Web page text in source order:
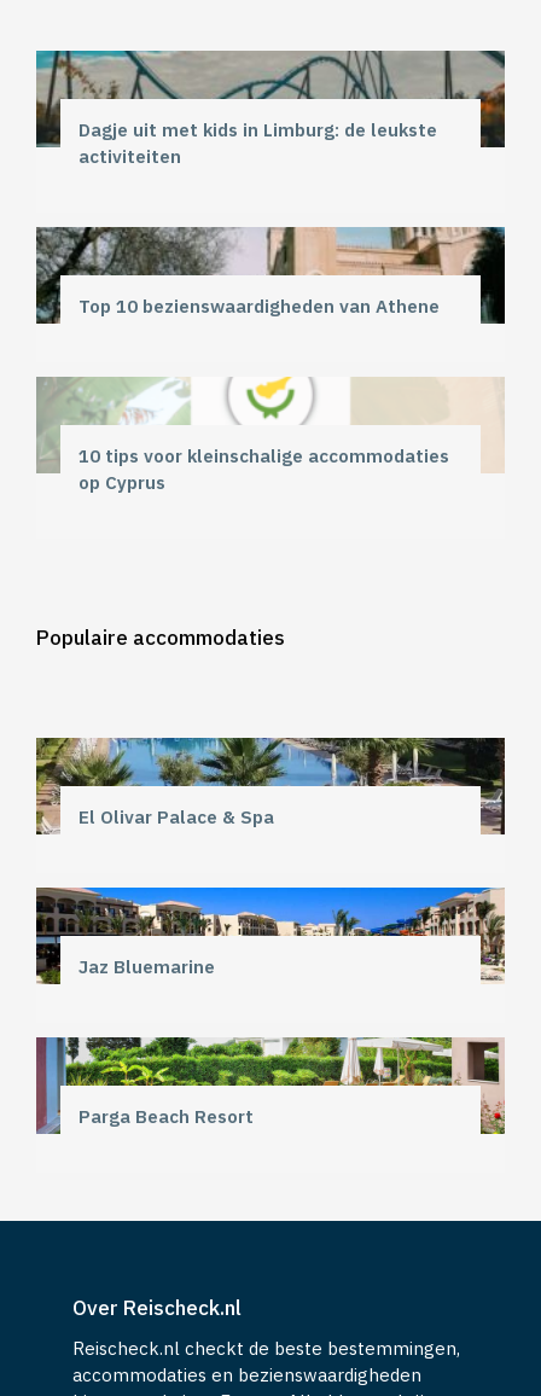
Dagje uit met kids in Limburg: de leukste
activiteiten
Top 10 bezienswaardigheden van Athene
10 tips voor kleinschalige accommodaties
op Cyprus
Populaire accommodaties
El Olivar Palace & Spa
Jaz Bluemarine
Parga Beach Resort
Over Reischeck.nl
Reischeck.nl checkt de beste bestemmingen,
accommodaties en bezienswaardigheden